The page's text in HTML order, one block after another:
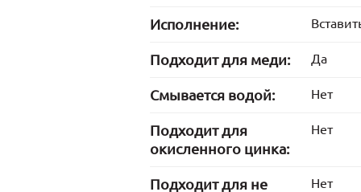
Исполнение:
Подходит для меди: Да
Смывается водой: Нет
Подходит для
окисленного цинка:
Нет
Подходит для не
Нет